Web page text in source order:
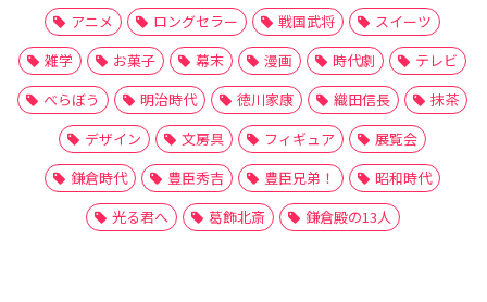
アニメ
ロングセラー 戦国武将
スイーツ
雑学
お菓子 幕末 漫画 時代劇
テレビ
べらぼう
明治時代 徳川家康 織田信長
抹茶
デザイン
文房具 フィギュア
展覧会
鎌倉時代
豊臣秀吉 豊臣兄弟！
昭和時代
光る君へ
葛飾北斎 鎌倉殿の13人